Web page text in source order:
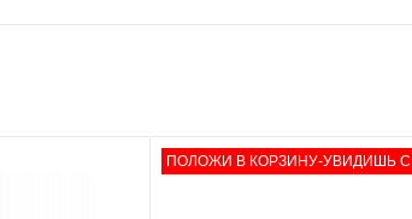
ПОЛОЖИ В КОРЗИНУ-УВИДИШЬ